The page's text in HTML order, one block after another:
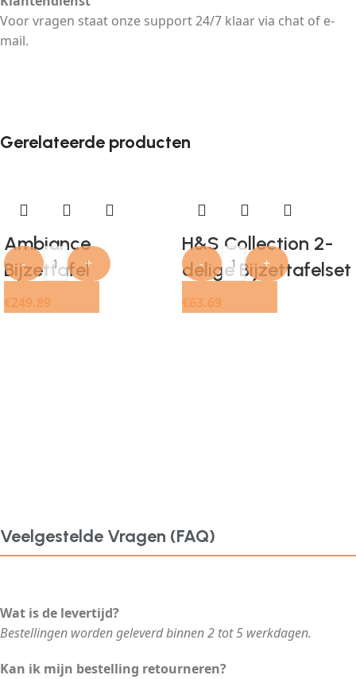
Voor vragen staat onze support 24/7 klaar via chat of e-
mail.
Gerelateerde producten
- +
Ambiance
Bijzettafel
65x65x35 cm
€249.89
- +
H&S Collection 2-
delige Bijzettafelset
teakbruin
€63.69
Veelgestelde Vragen (FAQ)
Wat is de levertijd?
Bestellingen worden geleverd binnen 2 tot 5 werkdagen.
Kan ik mijn bestelling retourneren?